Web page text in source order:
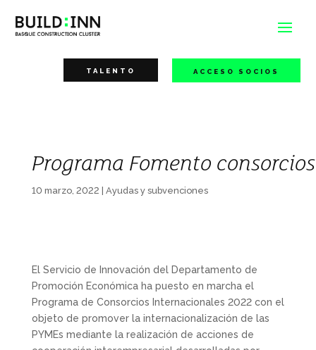
TALENTO ACCESO SOCIOS
Programa Fomento
10 marzo, 2022 Ayudas y subvenciones
El Servicio de Innovación del Departamento de
Promoción Económica ha puesto en marcha el
Programa de Consorcios Internacionales 2022 con el
objeto de promover la internacionalización de las
PYMEs mediante la realización de acciones de